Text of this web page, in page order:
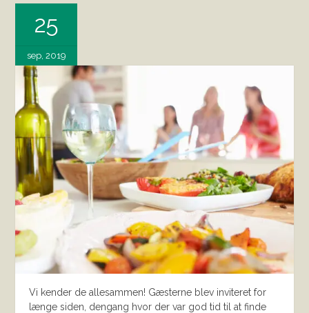
25
sep, 2019
Vi kender de allesammen! Gæsterne blev inviteret for
længe siden, dengang hvor der var god tid til at finde